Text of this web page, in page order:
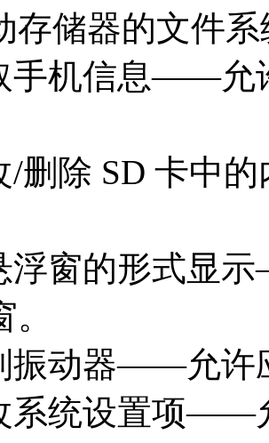
存储器的文件系
手机信息——允
/删除 SD 卡中
浮窗的形式显
振动器——允许
系统设置项——